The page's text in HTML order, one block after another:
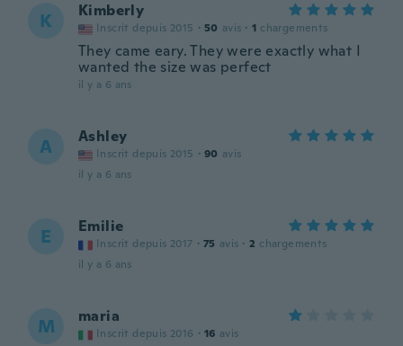
K Kimberly
Inscrit depuis 2015 · 50 avis · 1 chargements
They came eary. They were exactly what I
wanted the size was perfect
il y a 6 ans
A Ashley
Inscrit depuis 2015 · 90 avis
il y a 6 ans
E Emilie
Inscrit depuis 2017 · 75 avis · 2 chargements
il y a 6 ans
M maria
Inscrit depuis 2016 · 16 avis